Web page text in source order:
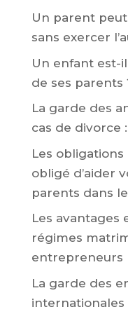
Un parent
sans exercer
Un enfant est-
de ses parents
La garde des
cas de divorce
Les
obligé d’aider
parents dans
Les avantages
régimes
entrepreneurs
La garde des
internationales